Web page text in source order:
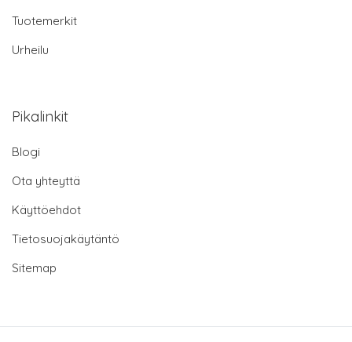
Tuotemerkit
Urheilu
Pikalinkit
Blogi
Ota yhteyttä
Käyttöehdot
Tietosuojakäytäntö
Sitemap